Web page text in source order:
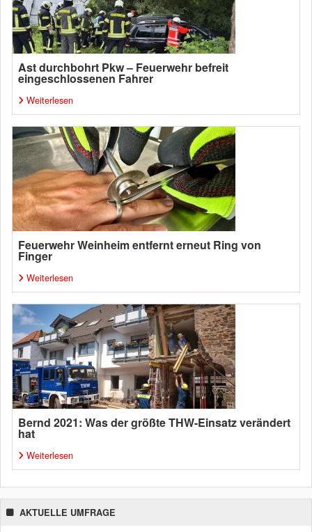
Ast durchbohrt Pkw – Feuerwehr befreit
eingeschlossenen Fahrer
Weiterlesen
Feuerwehr Weinheim entfernt erneut Ring von
Finger
Weiterlesen
Bernd 2021: Was der größte THW-Einsatz verändert
hat
Weiterlesen
AKTUELLE UMFRAGE